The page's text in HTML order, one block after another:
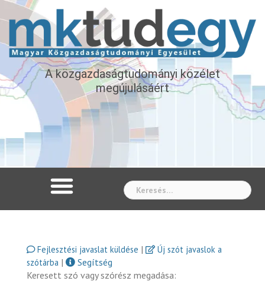
A közgazdaságtudományi közélet
megújulásáért
Fejlesztési javaslat küldése |
Új szót javaslok a
szótárba |
Segítség
Keresett szó vagy szórész megadása: